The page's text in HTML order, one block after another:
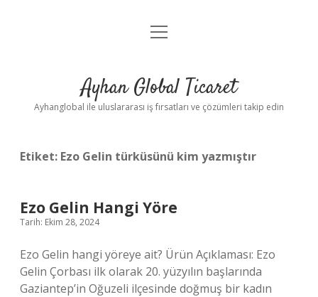
Anasayfa
Yasal Uyarı
menüyü
Ayhan Global Ticaret
Ayhanglobal ile uluslararası iş fırsatları ve çözümleri takip edin
Etiket: Ezo Gelin türküsünü kim yazmıştır
Ezo Gelin Hangi Yöre
Tarih: Ekim 28, 2024
Ezo Gelin hangi yöreye ait? Ürün Açıklaması: Ezo
Gelin Çorbası ilk olarak 20. yüzyılın başlarında
Gaziantep’in Oğuzeli ilçesinde doğmuş bir kadın